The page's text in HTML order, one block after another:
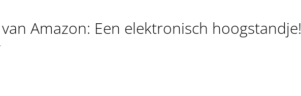
Amazon: Een elektronisch hoogstandje!